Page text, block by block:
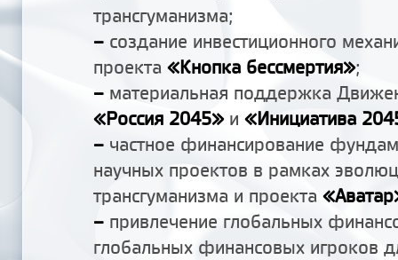
трансгуманизма;
– создание инвестиционного
проекта «Кнопка бессмертия»;
– материальная поддержка
«Россия 2045»и «Инициатива
– частное финансирование
научных проектов в рамках
трансгуманизма и проекта
– привлечение глобальных
глобальных финансовых игроков